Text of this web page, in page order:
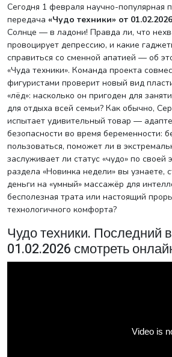
Сегодня 1 февраля научно-популярная познавательная
передача «Чудо техники» от 01.02.2026
Солнце — в ладони! Правда ли, что
провоцирует депрессию, и какие
справиться со сменной апатией — об
«Чуда техники». Команда проекта
фигуристами проверит новый вид
«лёд»: насколько он пригоден для
для отдыха всей семьи? Как обычно,
испытает удивительный товар —
безопасности во время беременности:
пользоваться, поможет ли в
заслуживает ли статус «чудо» по своей
раздела «Новинка недели» вы узнаете,
деньги на «умный» массажёр для
бесполезная трата или настоящий
технологичного комфорта?
Чудо техники. Последний
01.02.2026 смотреть